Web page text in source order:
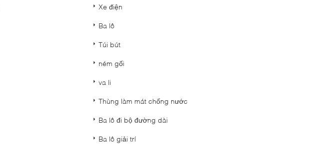
Xe điện
Ba lô
Túi bút
ném gối
va li
Thùng làm mát chống nước
Ba lô đi bộ đường dài
Ba lô giải trí